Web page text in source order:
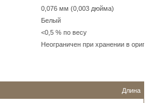
0,076 мм (0,003 дюйма)
Белый
<0,5 % по весу
Неограничен при хранении в
Длина